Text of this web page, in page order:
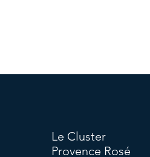
Le Cluster
Provence Rosé